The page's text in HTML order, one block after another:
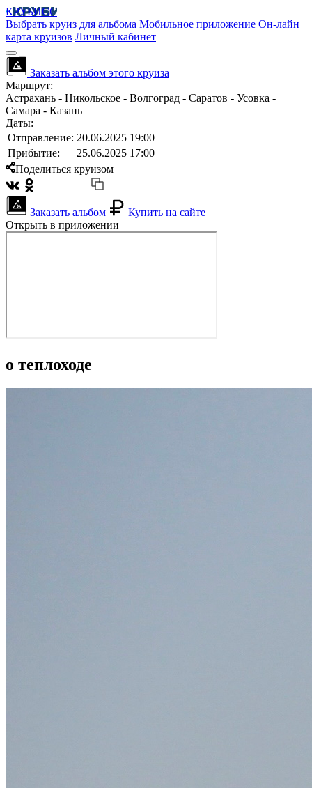
КРУБИСС
Выбрать круиз для альбома Мобильное приложение Он-лайн
карта круизов Личный кабинет
Заказать альбом этого круиза
Маршрут:
Астрахань - Никольское - Волгоград - Саратов - Усовка -
Самара - Казань
Даты:
Отправление: 20.06.2025 19:00
Прибытие:
25.06.2025 17:00
Поделиться круизом
Заказать альбом
Купить на сайте
Открыть в приложении
о теплоходе